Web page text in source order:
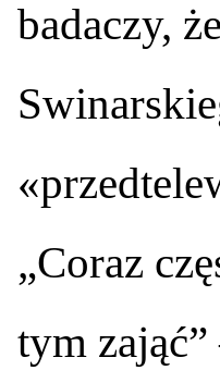
badaczy,
„Coraz
tym